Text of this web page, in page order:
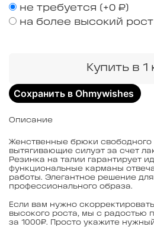
Купить в 1
Сохранить в Ohmywishes
не требуется (+0 ₽)
на более высокий рост
Описание
Женственные брюки свободного
вытягивающие силуэт за счет
Резинка на талии гарантирует
функциональные карманы
работы. Элегантное решение
профессионального образа.
Если вам нужно
высокого роста, мы с радостью
за 1000₽. Просто укажите